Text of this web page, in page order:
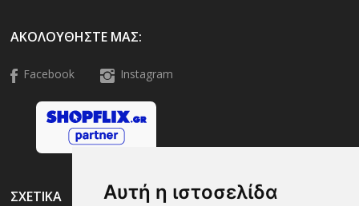
Αυτή η ιστοσελίδα
ΑΚΟΛΟΥΘΉΣΤΕ ΜΑΣ:
Facebook Instagram
ΣΧΕΤΙΚΑ